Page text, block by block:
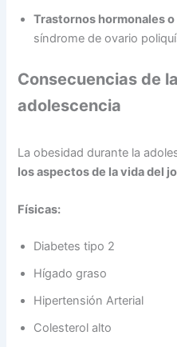
Trastornos hormonales
síndrome de ovario
Consecuencias de
adolescencia
La obesidad durante la
los aspectos de la vida del
Físicas:
Diabetes tipo 2
Hígado graso
Hipertensión Arterial
Colesterol alto